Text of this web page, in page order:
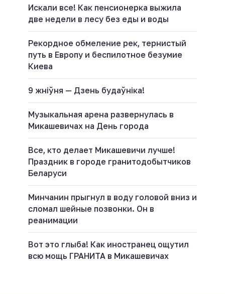
Искали все! Как пенсионерка выжила
две недели в лесу без еды и воды
Рекордное обмеление рек, тернистый
путь в Европу и беспилотное безумие
Киева
9 жніўня — Дзень будаўніка!
Музыкальная арена развернулась в
Микашевичах на День города
Все, кто делает Микашевичи лучше!
Праздник в городе гранитодобытчиков
Беларуси
Минчанин прыгнул в воду головой вниз и
сломал шейные позвонки. Он в
реанимации
Вот это глыба! Как иностранец ощутил
всю мощь ГРАНИТА в Микашевичах